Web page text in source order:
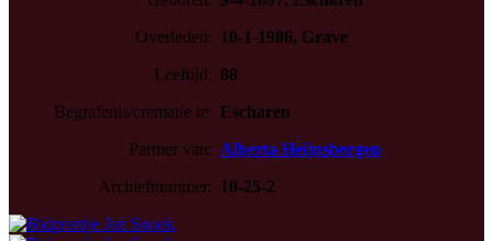
Overleden: 10-1-1986, Grave
Leeftijd: 88
Begrafenis/crematie te: Escharen
Partner van: Alberta Heijnsbergen
Archiefnummer: 10-25-2